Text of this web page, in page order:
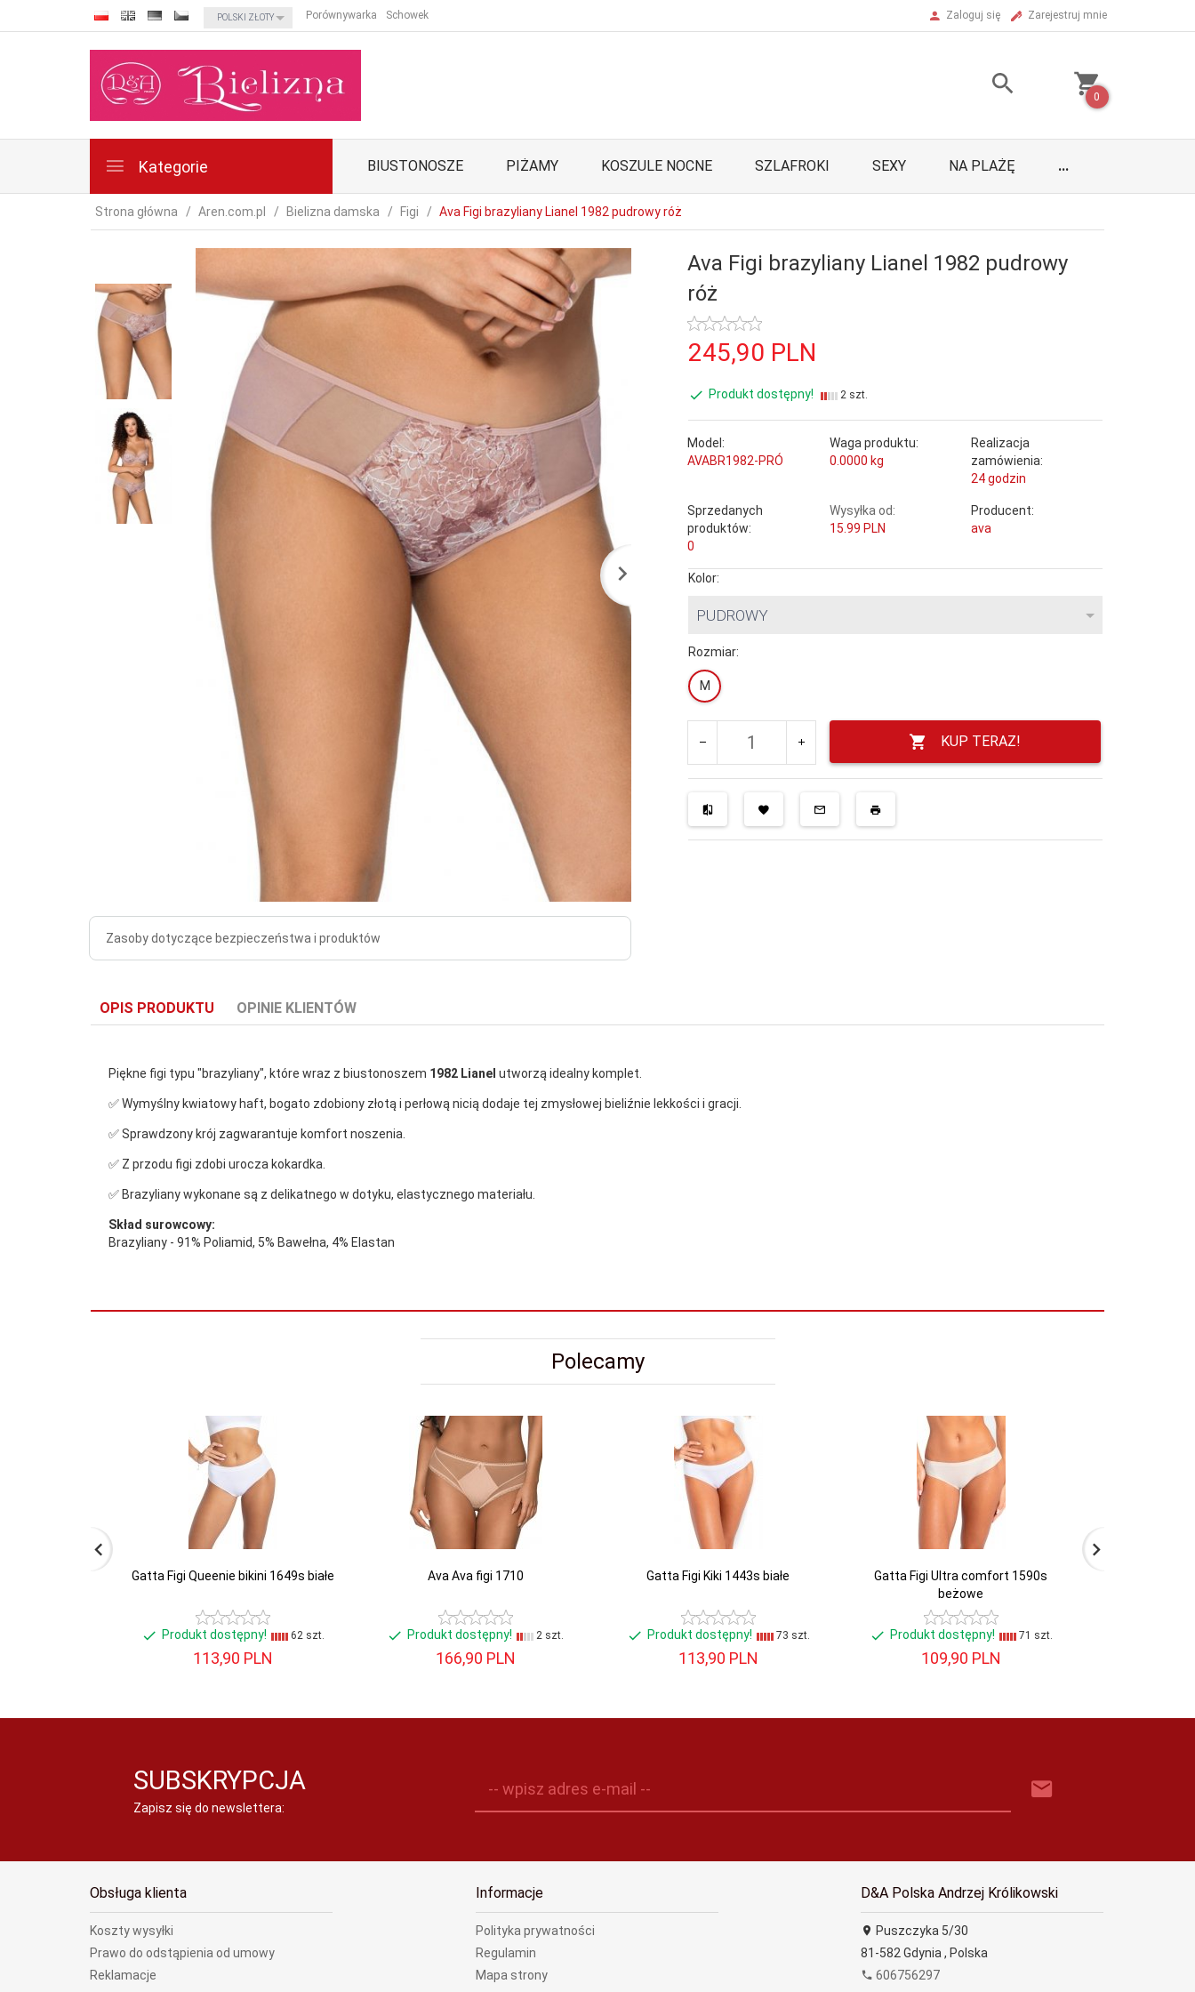
currency_h
POLSKI ZŁOTY Porównywarka Schowek Zaloguj się Zarejestruj mnie
0
Kategorie BIUSTONOSZE PIŻAMY KOSZULE NOCNE SZLAFROKI SEXY NA PLAŻĘ ...
Strona główna Aren.com.pl Bielizna damska Figi Ava Figi brazyliany Lianel 1982 pudrowy róż
Zasoby dotyczące bezpieczeństwa i produktów
Ava Figi brazyliany Lianel 1982 pudrowy
róż
245,90 PLN
Produkt dostępny! 2 szt.
Model:
AVABR1982-PRÓ
Waga produktu:
0.0000 kg
Realizacja
zamówienia:
24 godzin
Sprzedanych
produktów:
0
Wysyłka od:
15.99 PLN
Producent:
ava
Kolor:
PUDROWY
Rozmiar:
M
KUP TERAZ!
OPIS PRODUKTU OPINIE KLIENTÓW
Piękne figi typu "brazyliany", które wraz z biustonoszem 1982 Lianel utworzą idealny komplet.
✅ Wymyślny kwiatowy haft, bogato zdobiony złotą i perłową nicią dodaje tej zmysłowej bieliźnie lekkości i gracji.
✅ Sprawdzony krój zagwarantuje komfort noszenia.
✅ Z przodu figi zdobi urocza kokardka.
✅ Brazyliany wykonane są z delikatnego w dotyku, elastycznego materiału.
Skład surowcowy:
Brazyliany - 91% Poliamid, 5% Bawełna, 4% Elastan
Polecamy
Gatta Figi Queenie bikini 1649s białe
Produkt dostępny! 62 szt.
113,90 PLN
Ava Ava figi 1710
Produkt dostępny! 2 szt.
166,90 PLN
Gatta Figi Kiki 1443s białe
Produkt dostępny! 73 szt.
113,90 PLN
Gatta Figi Ultra comfort 1590s
beżowe
Produkt dostępny! 71 szt.
109,90 PLN
SUBSKRYPCJA
Zapisz się do newslettera:
-- wpisz adres e-mail --
Obsługa klienta
Koszty wysyłki
Prawo do odstąpienia od umowy
Reklamacje
Informacje
Polityka prywatności
Regulamin
Mapa strony
D&A Polska Andrzej Królikowski
Puszczyka 5/30
81-582 Gdynia , Polska
606756297